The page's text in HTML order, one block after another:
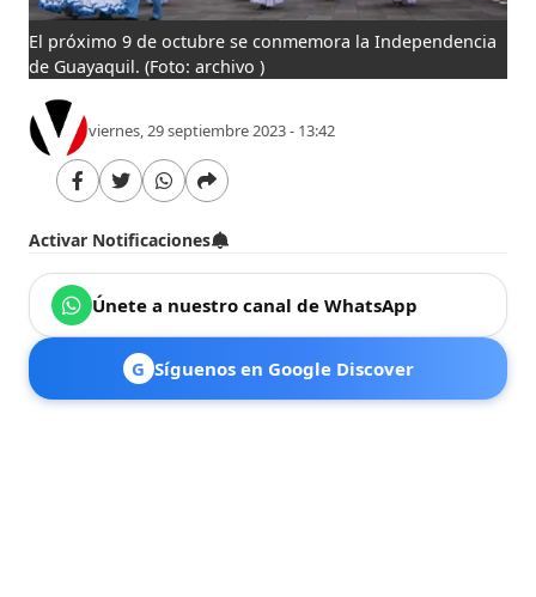
El próximo 9 de octubre se conmemora la Independencia
de Guayaquil.(Foto: archivo )
viernes, 29 septiembre 2023 - 13:42
Activar Notificaciones
Únete a nuestro canal de WhatsApp
G Síguenos en Google Discover